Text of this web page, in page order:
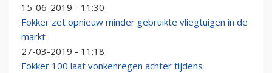
15-06-2019 - 11:30
Fokker zet opnieuw minder gebruikte vliegtuigen in de
markt
27-03-2019 - 11:18
Fokker 100 laat vonkenregen achter tijdens